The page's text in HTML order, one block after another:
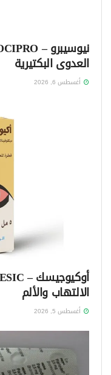
العدوى البكتيرية
أغسطس 6, 2026
الالتهاب والألم
أغسطس 5, 2026